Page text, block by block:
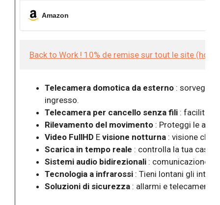
Amazon
Back to Work ! 10% de remise sur tout le site (hors
Telecamera domotica da esterno:
ingresso.
Telecamera per cancello senza fili: facilità di
Rilevamento del movimento: Proteggi le aree
Video FullHD E visione notturna: visione
Scarica in tempo reale : controlla la tua casa
Sistemi audio bidirezionali: comunicazione
Tecnologia a infrarossi: Tieni lontani gli
Soluzioni di sicurezza: allarmi e telecamere